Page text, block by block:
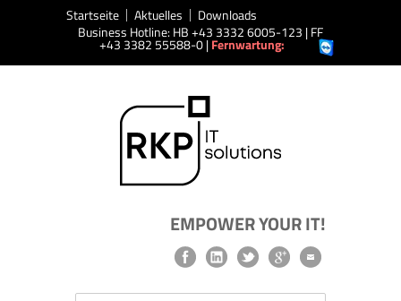
Startseite Aktuelles
Downloads
Business Hotline: HB +43 3332 6005-123 | FF
+43 3382 55588-0 |Fernwartung:
EMPOWER YOUR IT!